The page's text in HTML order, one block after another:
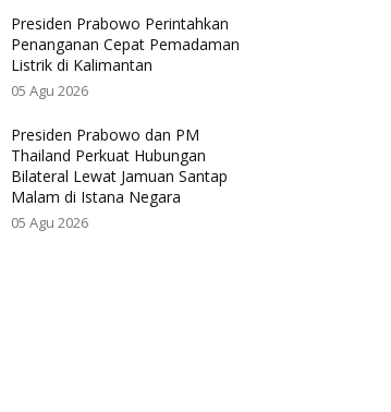
Presiden Prabowo Perintahkan
Penanganan Cepat Pemadaman
Listrik di Kalimantan
05 Agu 2026
Presiden Prabowo dan PM
Thailand Perkuat Hubungan
Bilateral Lewat Jamuan Santap
Malam di Istana Negara
05 Agu 2026